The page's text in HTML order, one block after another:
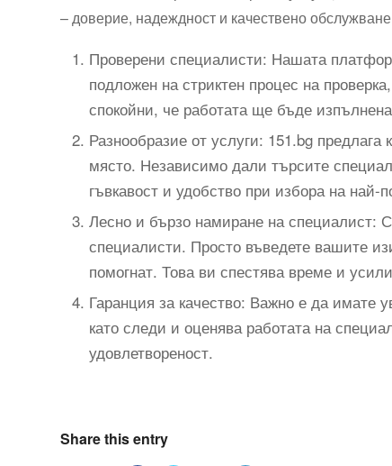
– доверие, надеждност и качествено
Проверени специалисти: Нашата
подложен на стриктен процес на
спокойни, че работата ще бъде
Разнообразие от услуги: 151.bg
място. Независимо дали търсите
гъвкавост и удобство при избора на
Лесно и бързо намиране на специалист:
специалисти. Просто въведете вашите
помогнат. Това ви спестява време и
Гаранция за качество: Важно е да имате
като следи и оценява работата на
удовлетвореност.
Share this entry